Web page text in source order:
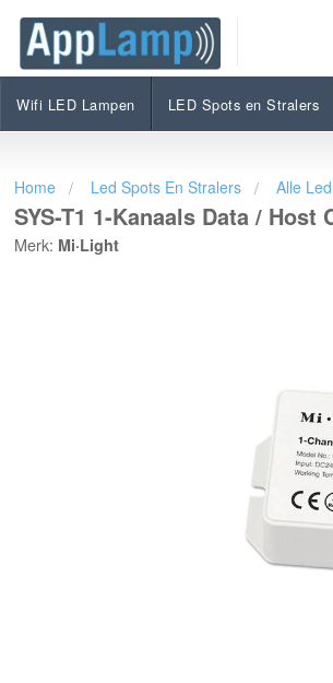
Wifi LED Lampen LED Spots en Stralers
SYS-T1 1-Kanaals Data /
€64,95 Op
Home Led Spots En Stralers Alle
SYS-T1 1-Kanaals Data /
Merk: Mi·Light